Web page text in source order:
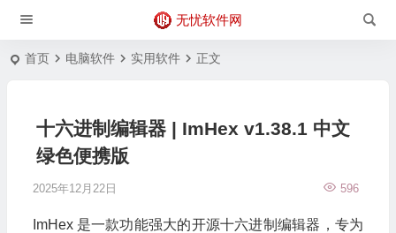
无忧软件网
首页 电脑软件 实用软件 正文
十六进制编辑器 | ImHex v1.38.1 中文
绿色便携版
2025年12月22日 596
ImHex 是一款功能强大的开源十六进制编辑器，专为